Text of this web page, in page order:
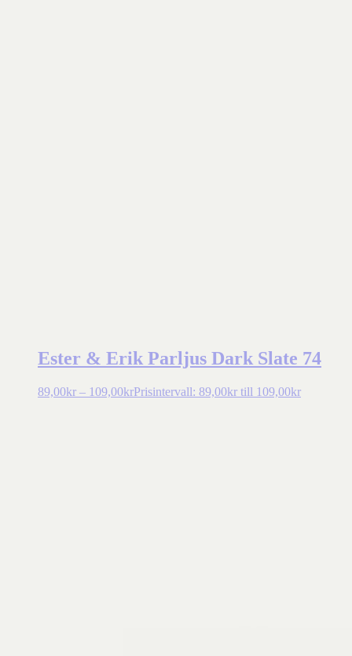
Ester & Erik Parljus Dark Slate 74
89,00kr – 109,00krPrisintervall: 89,00kr till 109,00kr